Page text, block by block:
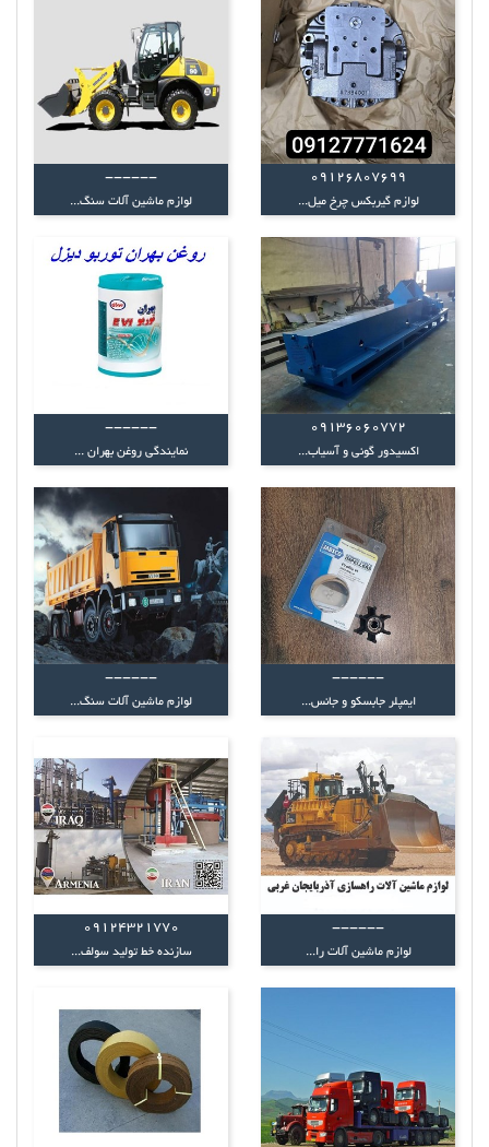
09126807699
لوازم گیربکس چرخ میل...
------
لوازم ماشین آلات سنگ...
09136060772
اکسیدور گونی و آسیاب...
------
نمایندگی روغن بهران ...
------
ایمپلر جابسکو و جانس...
------
لوازم ماشین آلات سنگ...
------
لوازم ماشین آلات را...
09124321770
سازنده خط توليد سولف...